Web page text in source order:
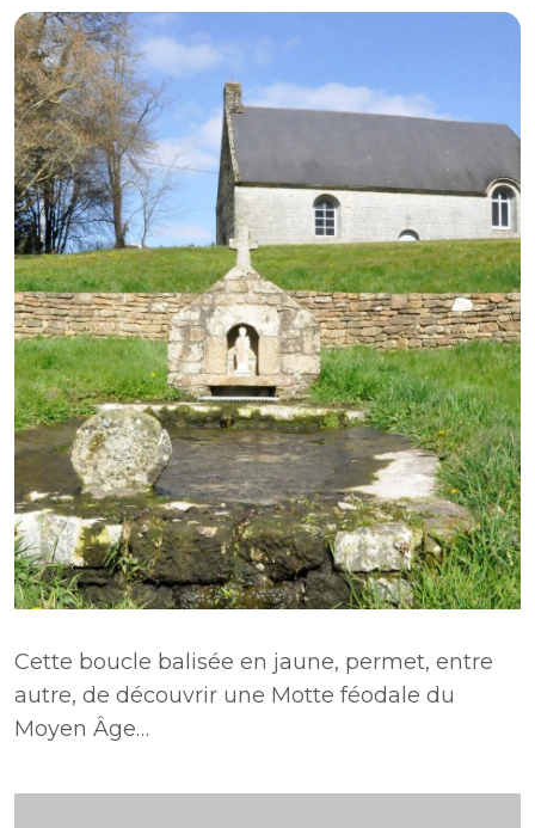
Cette boucle balisée en jaune, permet, entre
autre, de découvrir une Motte féodale du
Moyen Âge…